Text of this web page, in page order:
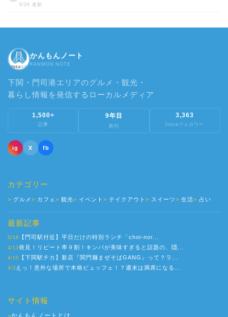
3/26 更新
かんもんノート
KANMON NOTE
下関・門司港エリアのグルメ・観光・
暮らし情報を発信するローカルメディア
1,500+
記事
9年目
創刊
3,363
Instaフォロワー
ig X fb
カテゴリー
グルメ カフェ 観光 イベント テイクアウト スイーツ 生活 占い
最新記事
5/16 【門司駅付近】平日だけの特別ランチ「choi-nor...
4/13発見！リピート率９割！キンパが美味すぎると話題の、隠...
4/10 【下関駅チカ】新店『関門麺まぜそばGANG』って？ラ...
4/3 えっ！意外な場所で本格ビュッフェ！？週末は満席になる...
サイト情報
かんもんノートとは